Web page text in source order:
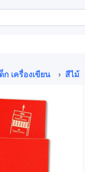
เครื่องเขียน สีไม้